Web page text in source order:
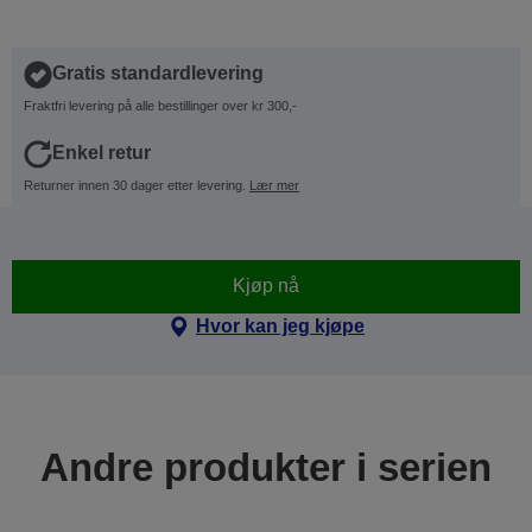
Gratis standardlevering
Fraktfri levering på alle bestillinger over kr 300,-
Enkel retur
Returner innen 30 dager etter levering. Lær mer
Kjøp nå
Hvor kan jeg kjøpe
Andre produkter i serien